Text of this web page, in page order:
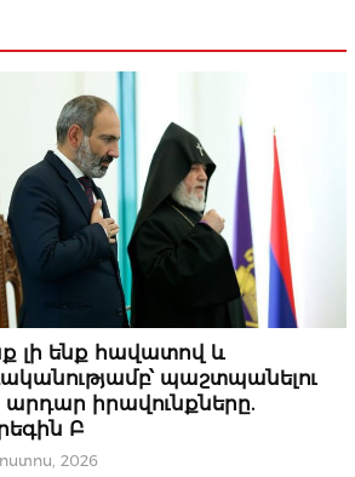
լի ենք հավատով և
պաշտպանելու
արդար իրավունքները.
Բ
2026